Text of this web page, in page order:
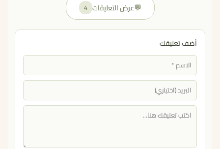
💬عرض التعليقات 4
أضف تعليقك